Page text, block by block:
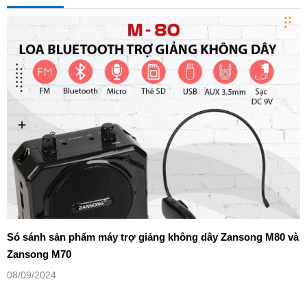
Só sánh sản phẩm máy trợ giảng không dây Zansong M80 và
Zansong M70
08/09/2024